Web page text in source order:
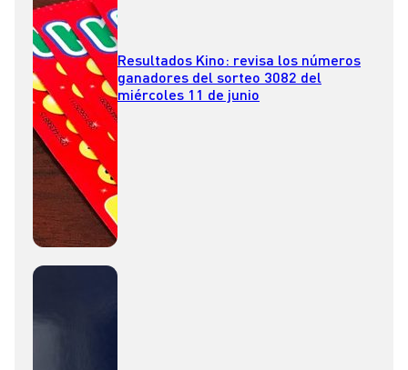
Resultados Kino: revisa los números
ganadores del sorteo 3082 del
miércoles 11 de junio